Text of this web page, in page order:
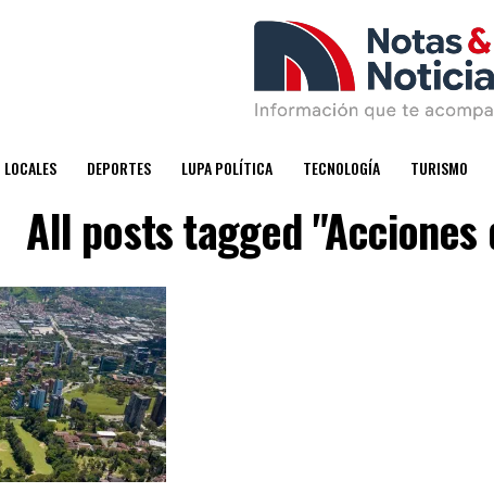
LOCALES DEPORTES LUPA POLÍTICA TECNOLOGÍA TURISMO
All posts tagged "Acciones